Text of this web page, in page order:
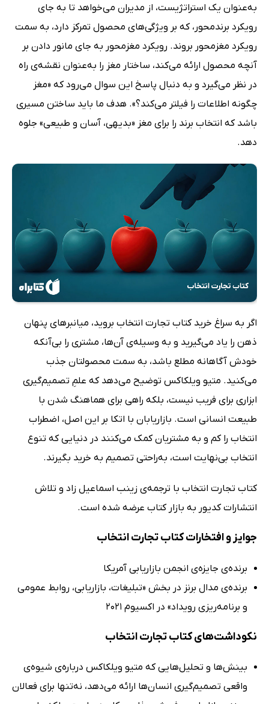
به‌عنوان یک استراتژیست، از مدیران می‌خواهد تا به جای
رویکرد برندمحور، که بر ویژگی‌های محصول تمرکز دارد، به سمت
رویکرد مغزمحور بروند. رویکرد مغزمحور به جای مانور دادن بر
آنچه محصول ارائه می‌کند، ساختار مغز را به‌عنوان نقشه‌ی راه
در نظر می‌گیرد و به دنبال پاسخ این سوال می‌رود که «مغز
چگونه اطلاعات را فیلتر می‌کند؟». هدف ما باید ساختن مسیری
باشد که انتخاب برند را برای مغز «بدیهی، آسان و طبیعی» جلوه
دهد.
اگر به سراغ خرید کتاب تجارت انتخاب بروید، میانبرهای پنهان
ذهن را یاد می‌گیرید و به وسیله‌ی آن‌ها، مشتری را بی‌آنکه
خودش آگاهانه مطلع باشد، به سمت محصولتان جذب
می‌کنید. متیو ویلکاکس توضیح می‌دهد که علمِ تصمیم‌گیری
ابزاری برای فریب نیست، بلکه راهی برای هماهنگ شدن با
طبیعت انسانی است. بازاریابان با اتکا بر این اصل، اضطراب
انتخاب را کم و به مشتریان کمک می‌کنند در دنیایی که تنوع
انتخاب بی‌نهایت است، به‌راحتی تصمیم به خرید بگیرند.
کتاب تجارت انتخاب با ترجمه‌ی زینب اسماعیل زاد و تلاش
انتشارات کدیور به بازار کتاب عرضه شده است.
جوایز و افتخارات کتاب تجارت انتخاب
برنده‌ی جایزه‌ی انجمن بازاریابی آمریکا
برنده‌ی مدال برنز در بخش «تبلیغات، بازاریابی، روابط عمومی
و برنامه‌ریزی رویداد» در اکسیوم 2021
نکوداشت‌های کتاب تجارت انتخاب
بینش‌ها و تحلیل‌هایی که متیو ویلکاکس درباره‌ی شیوه‌ی
واقعی تصمیم‌گیری انسان‌ها ارائه می‌دهد، نه‌تنها برای فعالان